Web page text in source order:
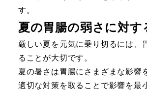
す。
夏の胃腸の弱さに対す
厳しい夏を元気に乗り切るには、
ることが大切です。
夏の暑さは胃腸にさまざまな影響
適切な対策を取ることで影響を最